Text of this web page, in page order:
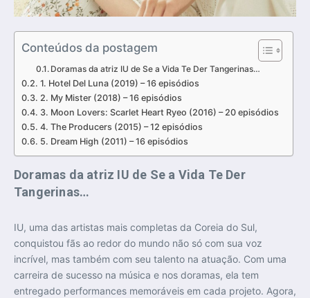
Conteúdos da postagem
Doramas da atriz IU de Se a Vida Te Der Tangerinas…
1. Hotel Del Luna (2019) – 16 episódios
2. My Mister (2018) – 16 episódios
3. Moon Lovers: Scarlet Heart Ryeo (2016) – 20 episódios
4. The Producers (2015) – 12 episódios
5. Dream High (2011) – 16 episódios
Doramas da atriz IU de Se a Vida Te Der
Tangerinas…
IU, uma das artistas mais completas da Coreia do Sul,
conquistou fãs ao redor do mundo não só com sua voz
incrível, mas também com seu talento na atuação. Com uma
carreira de sucesso na música e nos doramas, ela tem
entregado performances memoráveis em cada projeto. Agora,